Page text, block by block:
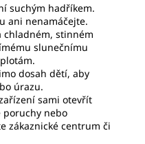
suchým hadříkem.
ani nenamáčejte.
chladném, stinném
slunečnímu
dosah dětí, aby
úrazu.
sami otevřít
poruchy nebo
zákaznické centrum či